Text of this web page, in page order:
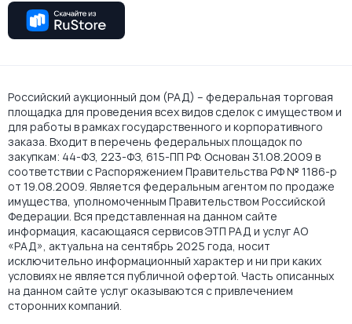
Российский аукционный дом (РАД) – федеральная торговая
площадка для проведения всех видов сделок с имуществом и
для работы в рамках государственного и корпоративного
заказа. Входит в перечень федеральных площадок по
закупкам: 44-ФЗ, 223-ФЗ, 615-ПП РФ. Основан 31.08.2009 в
соответствии с Распоряжением Правительства РФ № 1186-р
от 19.08.2009. Является федеральным агентом по продаже
имущества, уполномоченным Правительством Российской
Федерации. Вся представленная на данном сайте
информация, касающаяся сервисов ЭТП РАД и услуг АО
«РАД», актуальна на сентябрь 2025 года, носит
исключительно информационный характер и ни при каких
условиях не является публичной офертой. Часть описанных
на данном сайте услуг оказываются с привлечением
сторонних компаний.